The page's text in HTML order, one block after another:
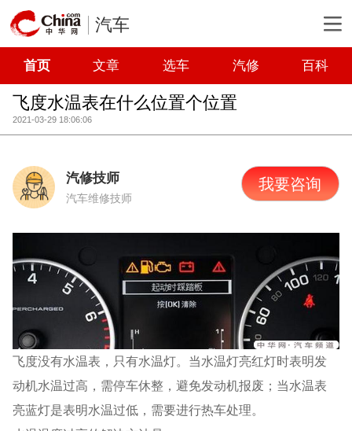
汽车
首页 文章 选车 汽修 百科
飞度水温表在什么位置个位置
2021-03-29 18:06:06
汽修技师
汽车维修技师
我要咨询
飞度没有水温表，只有水温灯。当水温灯亮红灯时表明发
动机水温过高，需停车休整，避免发动机报废；当水温表
亮蓝灯是表明水温过低，需要进行热车处理。